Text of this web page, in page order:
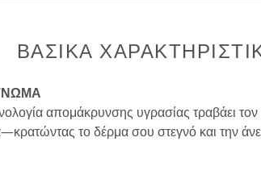
ΒΑΣΙΚΑ
απομάκρυνσης υγρασίας τραβάει
το δέρμα σου στεγνό και την